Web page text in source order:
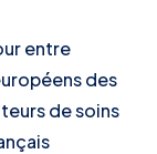
entre
des
de soins